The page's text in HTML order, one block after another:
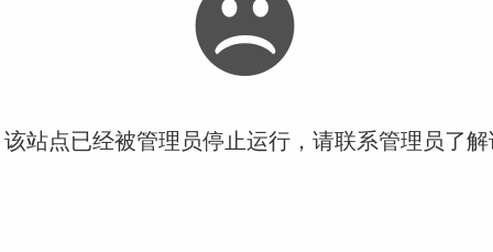
站点已经被管理员停止运行，请联系管理员了